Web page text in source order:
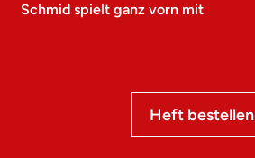
Schmid spielt ganz vorn mit
Heft bestellen